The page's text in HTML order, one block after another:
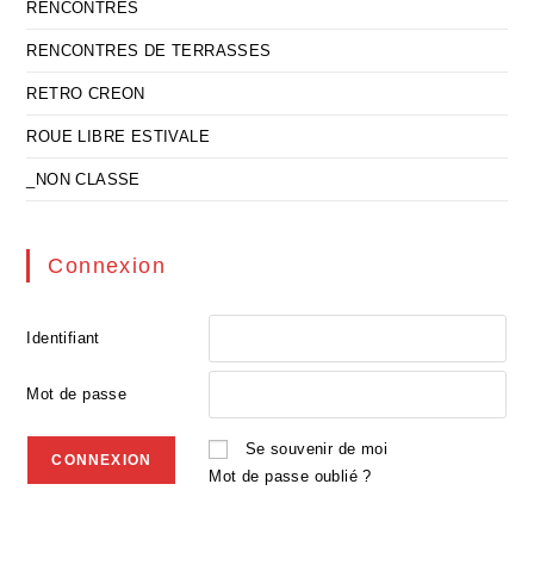
RENCONTRES
RENCONTRES DE TERRASSES
RETRO CREON
ROUE LIBRE ESTIVALE
_NON CLASSE
Connexion
Identifiant
Mot de passe
Se souvenir de moi
Mot de passe oublié ?